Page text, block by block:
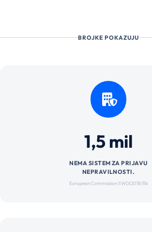
BROJKE POKAZUJU
1,5 mil
NEMA SISTEM ZA PRIJAVU
NEPRAVILNOSTI.
European Commission SWD(2018)116